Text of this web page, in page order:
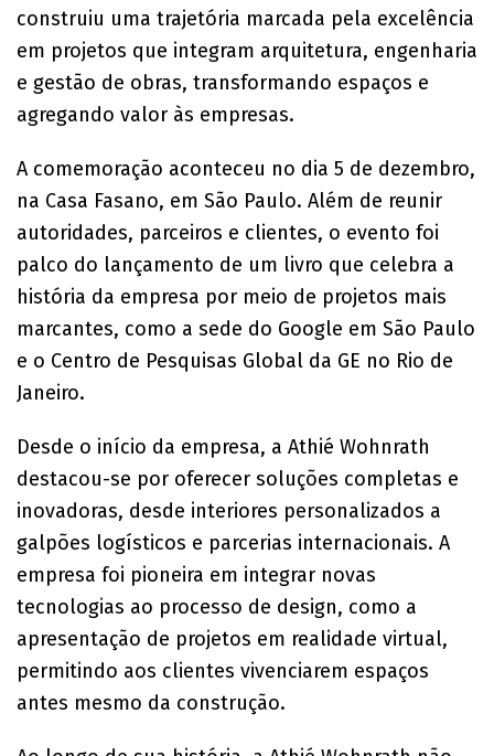
construiu uma trajetória marcada pela excelência
em projetos que integram arquitetura, engenharia
e gestão de obras, transformando espaços e
agregando valor às empresas.
A comemoração aconteceu no dia 5 de dezembro,
na Casa Fasano, em São Paulo. Além de reunir
autoridades, parceiros e clientes, o evento foi
palco do lançamento de um livro que celebra a
história da empresa por meio de projetos mais
marcantes, como a sede do Google em São Paulo
e o Centro de Pesquisas Global da GE no Rio de
Janeiro.
Desde o início da empresa, a Athié Wohnrath
destacou-se por oferecer soluções completas e
inovadoras, desde interiores personalizados a
galpões logísticos e parcerias internacionais. A
empresa foi pioneira em integrar novas
tecnologias ao processo de design, como a
apresentação de projetos em realidade virtual,
permitindo aos clientes vivenciarem espaços
antes mesmo da construção.